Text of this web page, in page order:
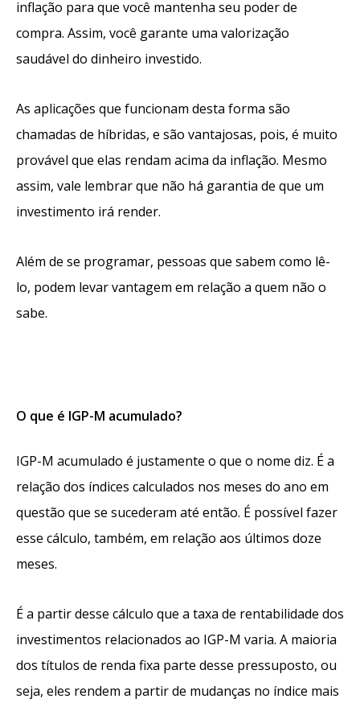
inflação para que você mantenha seu poder de
compra. Assim, você garante uma valorização
saudável do dinheiro investido.
As aplicações que funcionam desta forma são
chamadas de híbridas, e são vantajosas, pois, é muito
provável que elas rendam acima da inflação. Mesmo
assim, vale lembrar que não há garantia de que um
investimento irá render.
Além de se programar, pessoas que sabem como lê-
lo, podem levar vantagem em relação a quem não o
sabe.
O que é IGP-M acumulado?
IGP-M acumulado é justamente o que o nome diz. É a
relação dos índices calculados nos meses do ano em
questão que se sucederam até então. É possível fazer
esse cálculo, também, em relação aos últimos doze
meses.
É a partir desse cálculo que a taxa de rentabilidade dos
investimentos relacionados ao IGP-M varia. A maioria
dos títulos de renda fixa parte desse pressuposto, ou
seja, eles rendem a partir de mudanças no índice mais